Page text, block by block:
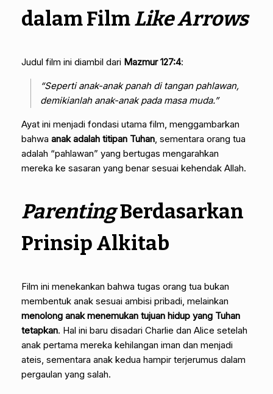
dalam FilmLike Arrows
Judul film ini diambil dari Mazmur 127:4:
“Seperti anak-anak panah di tangan pahlawan,
demikianlah anak-anak pada masa muda.”
Ayat ini menjadi fondasi utama film, menggambarkan
bahwa anak adalah titipan Tuhan , sementara orang tua
adalah “pahlawan” yang bertugas mengarahkan
mereka ke sasaran yang benar sesuai kehendak Allah.
ParentingBerdasarkan
Prinsip Alkitab
Film ini menekankan bahwa tugas orang tua bukan
membentuk anak sesuai ambisi pribadi, melainkan
menolong anak menemukan tujuan hidup yang Tuhan
tetapkan. Hal ini baru disadari Charlie dan Alice setelah
anak pertama mereka kehilangan iman dan menjadi
ateis, sementara anak kedua hampir terjerumus dalam
pergaulan yang salah.